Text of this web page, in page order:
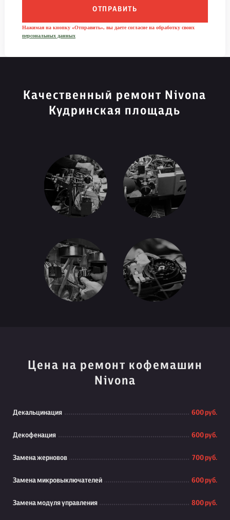
ОТПРАВИТЬ
Нажимая на кнопку «Отправить», вы даете согласие на обработку своих
персональных данных
Качественный ремонт Nivona
Кудринская площадь
Цена на ремонт кофемашин
Nivona
Декальцинация 600 руб.
Декофенация 600 руб.
Замена жерновов 700 руб.
Замена микровыключателей 600 руб.
Замена модуля управления 800 руб.